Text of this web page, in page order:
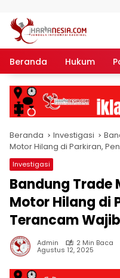
Beranda Hukum
Beranda Investigasi
Motor Hilang di Parkiran,
Investigasi
Bandung Trade
Motor Hilang di
Terancam
Admin 2 Min Baca
Agustus 12, 2025